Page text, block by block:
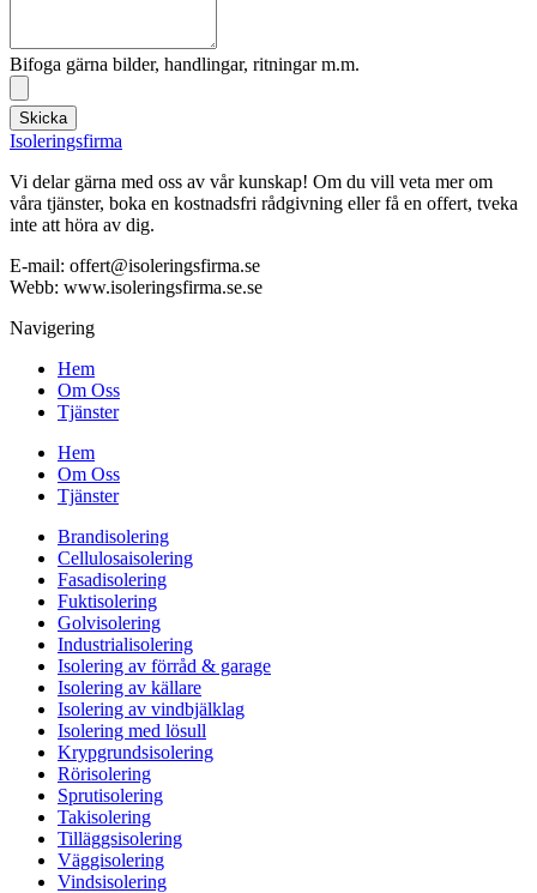
Bifoga gärna bilder, handlingar, ritningar m.m.
Skicka
Isoleringsfirma
Vi delar gärna med oss av vår kunskap! Om du vill veta mer om
våra tjänster, boka en kostnadsfri rådgivning eller få en offert, tveka
inte att höra av dig.
E-mail: offert@isoleringsfirma.se
Webb: www.isoleringsfirma.se.se
Navigering
Hem
Om Oss
Tjänster
Hem
Om Oss
Tjänster
Brandisolering
Cellulosaisolering
Fasadisolering
Fuktisolering
Golvisolering
Industrialisolering
Isolering av förråd & garage
Isolering av källare
Isolering av vindbjälklag
Isolering med lösull
Krypgrundsisolering
Rörisolering
Sprutisolering
Takisolering
Tilläggsisolering
Väggisolering
Vindsisolering